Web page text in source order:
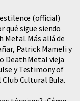
(official)
qué sigue siendo
Metal. Más allá de
Patrick Mameli y
Death Metal vieja
y Testimony of
Club Cultural Bula.